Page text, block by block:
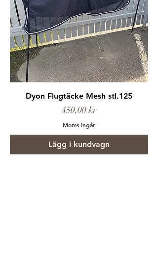
Dyon Flugtäcke Mesh stl.125
Pris
450,00 kr
Moms ingår
Lägg i kundvagn